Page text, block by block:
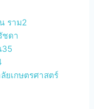
ราม2
ชดา
35
ยเกษตรศาสตร์